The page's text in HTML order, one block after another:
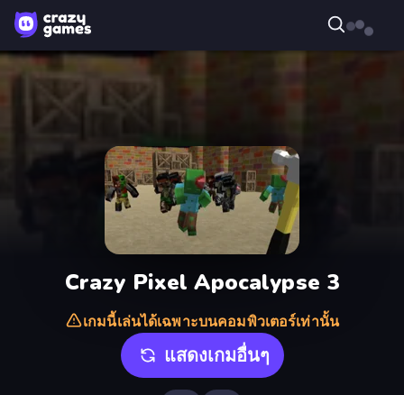
Crazy Pixel Apocalypse 3
เกมนี้เล่นได้เฉพาะบนคอมพิวเตอร์เท่านั้น
แสดงเกมอื่นๆ